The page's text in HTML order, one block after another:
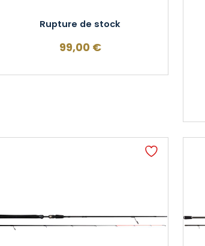
Rupture de stock
99,00 €